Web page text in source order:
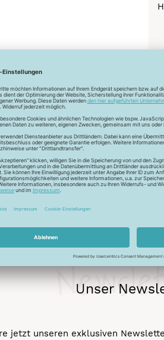
sowie für das dekorative
Unser
jetzt unseren exklusiven